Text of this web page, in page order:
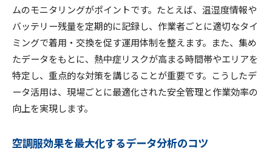
ムのモニタリングがポイントです。たとえば、温湿度情報や
バッテリー残量を定期的に記録し、作業者ごとに適切なタイ
ミングで着用・交換を促す運用体制を整えます。また、集め
たデータをもとに、熱中症リスクが高まる時間帯やエリアを
特定し、重点的な対策を講じることが重要です。こうしたデ
ータ活用は、現場ごとに最適化された安全管理と作業効率の
向上を実現します。
空調服効果を最大化するデータ分析のコツ